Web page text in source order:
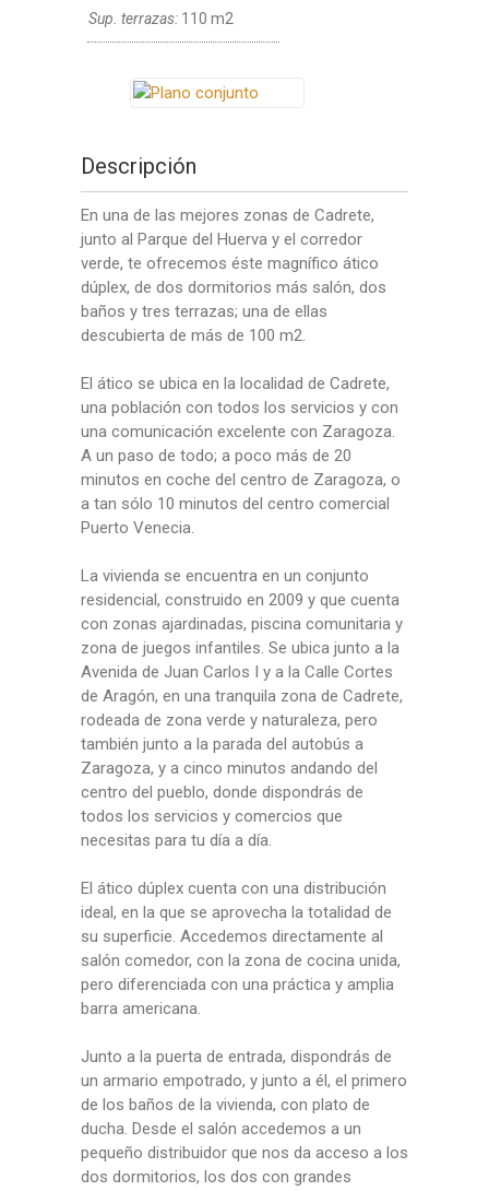
Sup. terrazas: 110 m2
Descripción
En una de las mejores zonas de Cadrete,
junto al Parque del Huerva y el corredor
verde, te ofrecemos éste magnífico ático
dúplex, de dos dormitorios más salón, dos
baños y tres terrazas; una de ellas
descubierta de más de 100 m2.
El ático se ubica en la localidad de Cadrete,
una población con todos los servicios y con
una comunicación excelente con Zaragoza.
A un paso de todo; a poco más de 20
minutos en coche del centro de Zaragoza, o
a tan sólo 10 minutos del centro comercial
Puerto Venecia.
La vivienda se encuentra en un conjunto
residencial, construido en 2009 y que cuenta
con zonas ajardinadas, piscina comunitaria y
zona de juegos infantiles. Se ubica junto a la
Avenida de Juan Carlos I y a la Calle Cortes
de Aragón, en una tranquila zona de Cadrete,
rodeada de zona verde y naturaleza, pero
también junto a la parada del autobús a
Zaragoza, y a cinco minutos andando del
centro del pueblo, donde dispondrás de
todos los servicios y comercios que
necesitas para tu día a día.
El ático dúplex cuenta con una distribución
ideal, en la que se aprovecha la totalidad de
su superficie. Accedemos directamente al
salón comedor, con la zona de cocina unida,
pero diferenciada con una práctica y amplia
barra americana.
Junto a la puerta de entrada, dispondrás de
un armario empotrado, y junto a él, el primero
de los baños de la vivienda, con plato de
ducha. Desde el salón accedemos a un
pequeño distribuidor que nos da acceso a los
dos dormitorios, los dos con grandes